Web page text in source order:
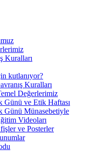
Kuralları
kutlanıyor?
Kuralları
Değerlerimiz
Günü ve Etik Haftası
Günü Münasebetiyle
Videoları
ve Posterler